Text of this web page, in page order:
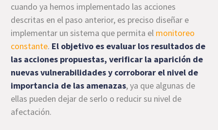
cuando ya hemos implementado las acciones
descritas en el paso anterior, es preciso diseñar e
implementar un sistema que permita el monitoreo
constante. El objetivo es evaluar los resultados de
las acciones propuestas, verificar la aparición de
nuevas vulnerabilidades y corroborar el nivel de
importancia de las amenazas, ya que algunas de
ellas pueden dejar de serlo o reducir su nivel de
afectación.